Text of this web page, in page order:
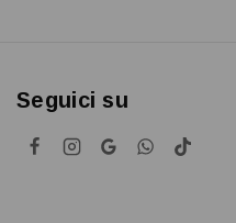
Seguici su